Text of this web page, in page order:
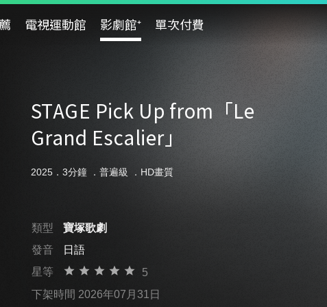
電視運動館 影劇館⁺ 單次付費
STAGE Pick Up from「Le
Grand Escalier」
2025．3分鐘 ． 普遍級 ．HD畫質
類型
寶塚歌劇
發音
日語
星等
5
下架時間 2026年07月31日